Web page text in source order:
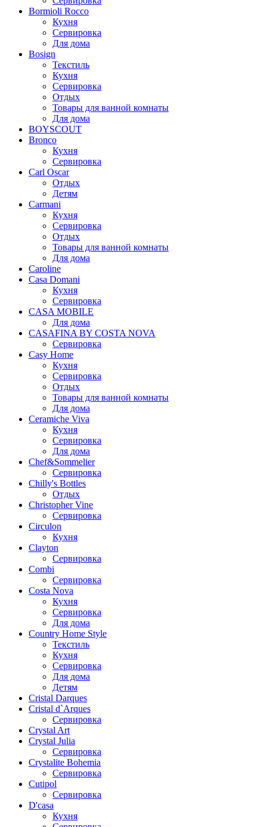
Bormioli Rocco
Кухня
Сервировка
Для дома
Bosign
Текстиль
Кухня
Сервировка
Отдых
Товары для ванной комнаты
Для дома
BOYSCOUT
Bronco
Кухня
Сервировка
Carl Oscar
Отдых
Детям
Carmani
Кухня
Сервировка
Отдых
Товары для ванной комнаты
Для дома
Caroline
Casa Domani
Кухня
Сервировка
CASA MOBILE
Для дома
CASAFINA BY COSTA NOVA
Сервировка
Casy Home
Кухня
Сервировка
Отдых
Товары для ванной комнаты
Для дома
Ceramiche Viva
Кухня
Сервировка
Для дома
Chef&Sommelier
Сервировка
Chilly's Bottles
Отдых
Christopher Vine
Сервировка
Circulon
Кухня
Clayton
Сервировка
Combi
Сервировка
Costa Nova
Кухня
Сервировка
Для дома
Country Home Style
Текстиль
Кухня
Сервировка
Для дома
Детям
Cristal Darques
Cristal d`Arques
Сервировка
Crystal Art
Crystal Julia
Сервировка
Crystalite Bohemia
Сервировка
Cutipol
Сервировка
D'casa
Кухня